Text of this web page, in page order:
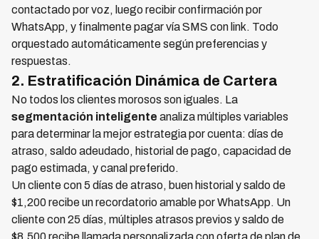
contactado por voz, luego recibir confirmación por
WhatsApp, y finalmente pagar vía SMS con link. Todo
orquestado automáticamente según preferencias y
respuestas.
2. Estratificación Dinámica de Cartera
No todos los clientes morosos son iguales. La
segmentación inteligente analiza múltiples variables
para determinar la mejor estrategia por cuenta: días de
atraso, saldo adeudado, historial de pago, capacidad de
pago estimada, y canal preferido.
Un cliente con 5 días de atraso, buen historial y saldo de
$1,200 recibe un recordatorio amable por WhatsApp. Un
cliente con 25 días, múltiples atrasos previos y saldo de
$8,500 recibe llamada personalizada con oferta de plan de